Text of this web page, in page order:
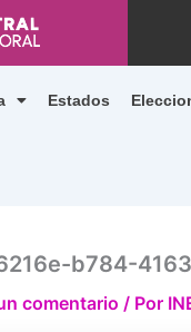
Estados
b784-
comentario / Por